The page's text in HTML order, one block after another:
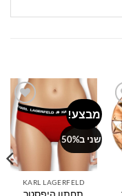
מבצע!
שני ב50%
Add to
wishlist
KARL LAGERFELD